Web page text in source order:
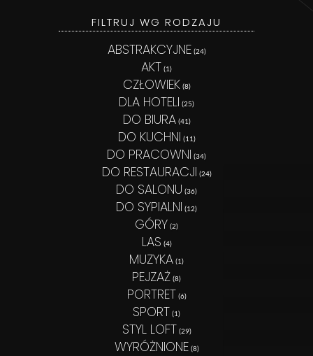
FILTRUJ WG RODZAJU
ABSTRAKCYJNE (24)
AKT (1)
CZŁOWIEK (8)
DLA HOTELI (25)
DO BIURA (41)
DO KUCHNI (11)
DO PRACOWNI (34)
DO RESTAURACJI (24)
DO SALONU (36)
DO SYPIALNI (12)
GÓRY (2)
LAS (4)
MUZYKA (1)
PEJZAŻ (8)
PORTRET (6)
SPORT (1)
STYL LOFT (29)
WYRÓŻNIONE (8)